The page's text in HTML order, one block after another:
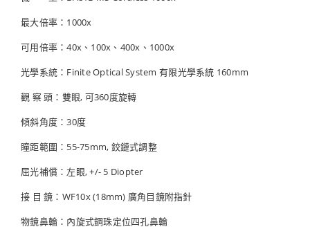
最大倍率：1000x
可用倍率：40x、100x、400x、1000x
光學系統：Finite Optical System 有限光學系統 160mm
觀 察 頭：雙眼, 可360度旋轉
傾斜角度：30度
瞳距範圍：55-75mm, 鉸鏈式調整
屈光補償：左眼, +/- 5 Diopter
接 目 鏡：WF10x (18mm) 廣角目鏡附指針
物鏡鼻輪：內旋式鋼珠定位四孔鼻輪